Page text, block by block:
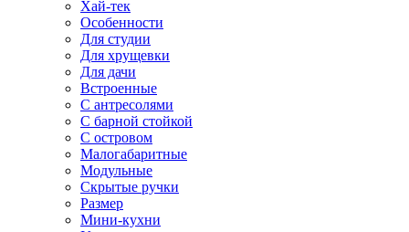
Хай-тек
Особенности
Для студии
Для хрущевки
Для дачи
Встроенные
С антресолями
С барной стойкой
С островом
Малогабаритные
Модульные
Скрытые ручки
Размер
Мини-кухни